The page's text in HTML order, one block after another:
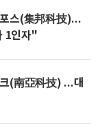
스(集邦科技)...
1인자"
(南亞科技) ...대